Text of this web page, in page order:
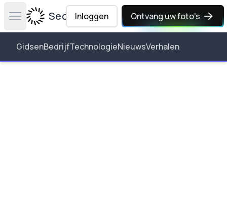
Open main menuSecta Labs
Inloggen Ontvang uw foto's
GidsenBedrijfTechnologieNieuwsVerhalen